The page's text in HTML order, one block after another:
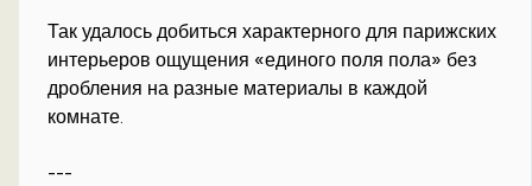
Так удалось добиться характерного для парижских
интерьеров ощущения «единого поля пола» без
дробления на разные материалы в каждой
комнате.
---